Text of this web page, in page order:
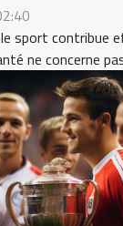
sport contribue
ne concerne